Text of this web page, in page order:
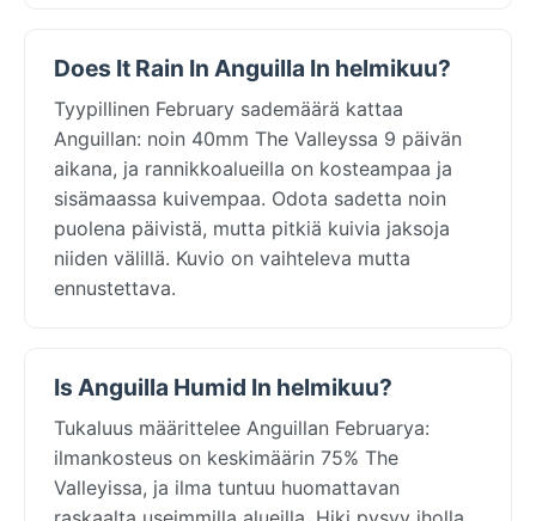
Does It Rain In Anguilla In helmikuu?
Tyypillinen February sademäärä kattaa
Anguillan: noin 40mm The Valleyssa 9 päivän
aikana, ja rannikkoalueilla on kosteampaa ja
sisämaassa kuivempaa. Odota sadetta noin
puolena päivistä, mutta pitkiä kuivia jaksoja
niiden välillä. Kuvio on vaihteleva mutta
ennustettava.
Is Anguilla Humid In helmikuu?
Tukaluus määrittelee Anguillan Februarya:
ilmankosteus on keskimäärin 75% The
Valleyissa, ja ilma tuntuu huomattavan